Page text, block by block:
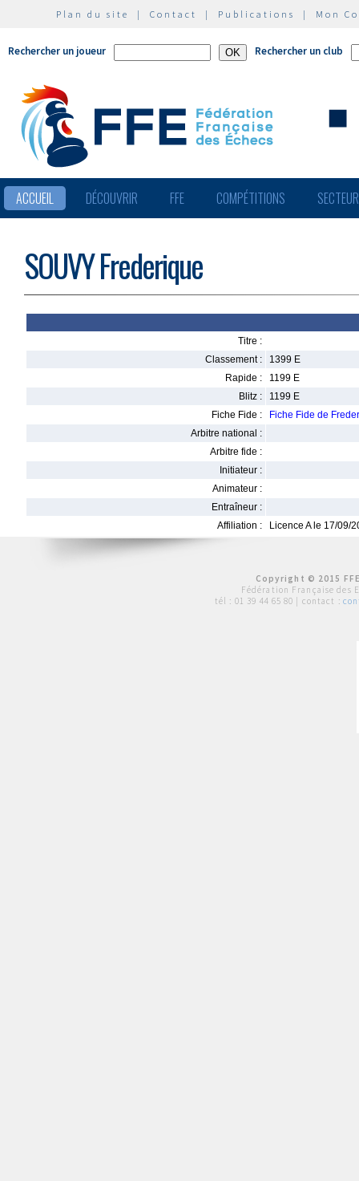
Plan du site | Contact | Publications | Mon
Rechercher un joueur Rechercher un club
ACCUEIL DÉCOUVRIR FFE COMPÉTITIONS
SOUVY Frederique
Titre :
Classement :
1399 E
Rapide :
1199 E
Blitz :
1199 E
Fiche Fide :
Fiche Fide de
Arbitre national :
Arbitre fide :
Initiateur :
Animateur :
Entraîneur :
Affiliation :
Licence A le 17/09/
Copyright © 2015
Fédération Française des
tél : 01 39 44 65 80 | contact :